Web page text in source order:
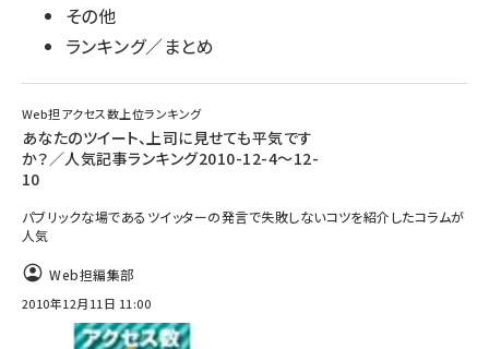
その他
ランキング／まとめ
Web担アクセス数上位ランキング
あなたのツイート、上司に見せても平気です
か？／人気記事ランキング2010-12-4～12-
10
パブリックな場であるツイッターの発言で失敗しないコツを紹介したコラムが
人気
Web担編集部
2010年12月11日 11:00